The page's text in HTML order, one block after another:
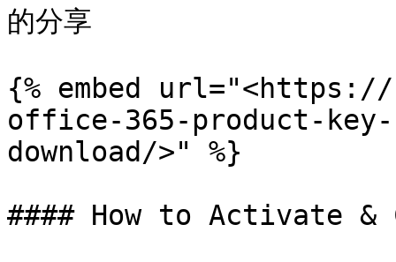
的分享
{% embed
office-365-product-
download/>" %}
#### How to Activate